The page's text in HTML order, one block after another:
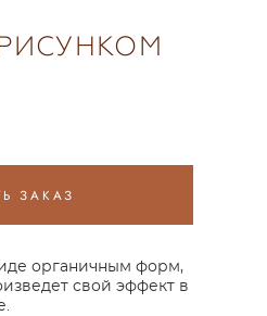
ЗАКАЗ
органичным форм,
свой эффект в